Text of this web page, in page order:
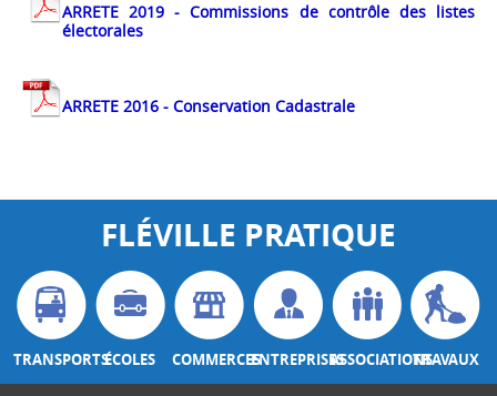
ARRETE 2019 - Commissions de contrôle des listes
électorales
ARRETE 2016 - Conservation Cadastrale
FLÉVILLE PRATIQUE
TRANSPORTSÉCOLES COMMERCESENTREPRISESASSOCIATIONSTRAVAUX